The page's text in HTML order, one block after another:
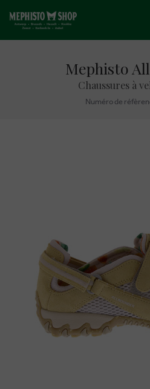
Mephisto
Chaussures à
Numéro de